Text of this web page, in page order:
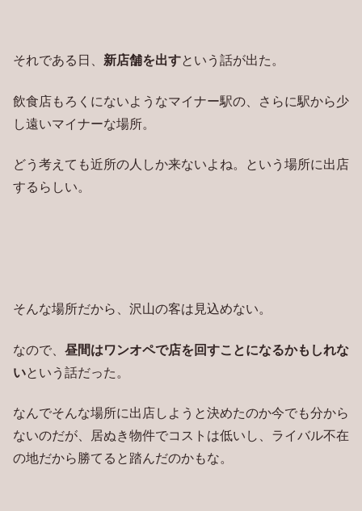
それである日、 新店舗を出すという話が出た。
飲食店もろくにないようなマイナー駅の、さらに駅から少
し遠いマイナーな場所。
どう考えても近所の人しか来ないよね。という場所に出店
するらしい。
そんな場所だから、沢山の客は見込めない。
なので、 昼間はワンオペで店を回すことになるかもしれな
いという話だった。
なんでそんな場所に出店しようと決めたのか今でも分から
ないのだが、居ぬき物件でコストは低いし、ライバル不在
の地だから勝てると踏んだのかもな。